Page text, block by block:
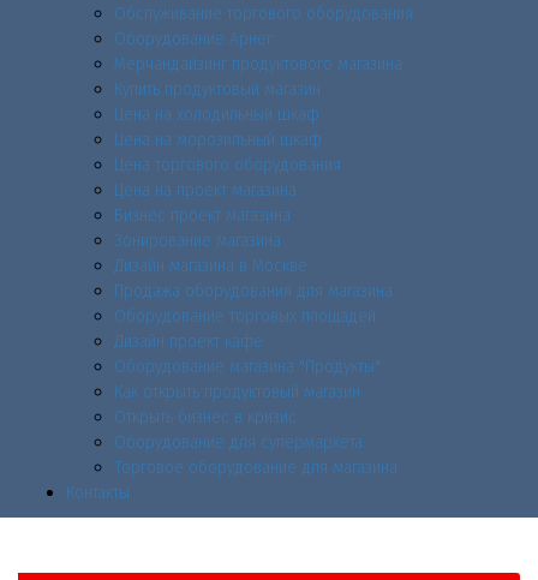
Обслуживание торгового оборудования
Оборудование Арнег
Мерчандайзинг продуктового магазина
Купить продуктовый магазин
Цена на холодильный шкаф
Цена на морозильный шкаф
Цена торгового оборудования
Цена на проект магазина
Бизнес проект магазина
Зонирование магазина
Дизайн магазина в Москве
Продажа оборудования для магазина
Оборудование торговых площадей
Дизайн проект кафе
Оборудование магазина "Продукты"
Как открыть продуктовый магазин
Открыть бизнес в кризис
Оборудование для супермаркета
Торговое оборудование для магазина
Контакты